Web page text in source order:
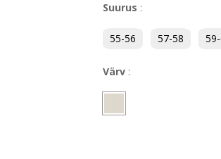
Suurus :
55-56 57-58
Värv :